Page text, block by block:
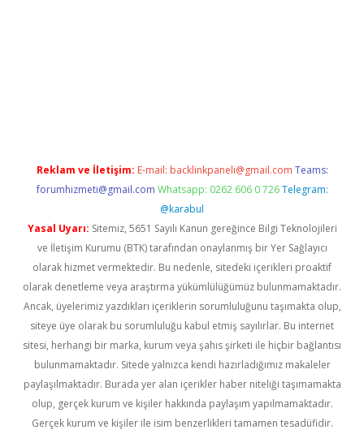
Reklam ve İletişim: E-mail: backlinkpaneli@gmail.com Teams:
forumhizmeti@gmail.com Whatsapp: 0262 606 0 726 Telegram:
@karabul
Yasal Uyarı: Sitemiz, 5651 Sayılı Kanun gereğince Bilgi Teknolojileri
ve İletişim Kurumu (BTK) tarafından onaylanmış bir Yer Sağlayıcı
olarak hizmet vermektedir. Bu nedenle, sitedeki içerikleri proaktif
olarak denetleme veya araştırma yükümlülüğümüz bulunmamaktadır.
Ancak, üyelerimiz yazdıkları içeriklerin sorumluluğunu taşımakta olup,
siteye üye olarak bu sorumluluğu kabul etmiş sayılırlar. Bu internet
sitesi, herhangi bir marka, kurum veya şahıs şirketi ile hiçbir bağlantısı
bulunmamaktadır. Sitede yalnızca kendi hazırladığımız makaleler
paylaşılmaktadır. Burada yer alan içerikler haber niteliği taşımamakta
olup, gerçek kurum ve kişiler hakkında paylaşım yapılmamaktadır.
Gerçek kurum ve kişiler ile isim benzerlikleri tamamen tesadüfidir.